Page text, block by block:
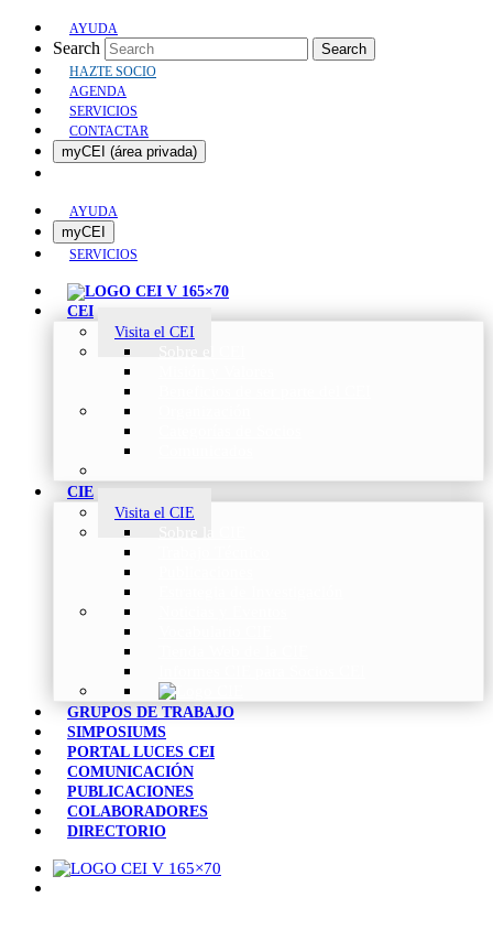
AYUDA
Search Search
HAZTE SOCIO
AGENDA
SERVICIOS
CONTACTAR
myCEI (área privada)
AYUDA
myCEI
SERVICIOS
CEI
Visita el CEI
CIE
Visita el CIE
GRUPOS DE TRABAJO
SIMPOSIUMS
PORTAL LUCES CEI
COMUNICACIÓN
PUBLICACIONES
COLABORADORES
DIRECTORIO